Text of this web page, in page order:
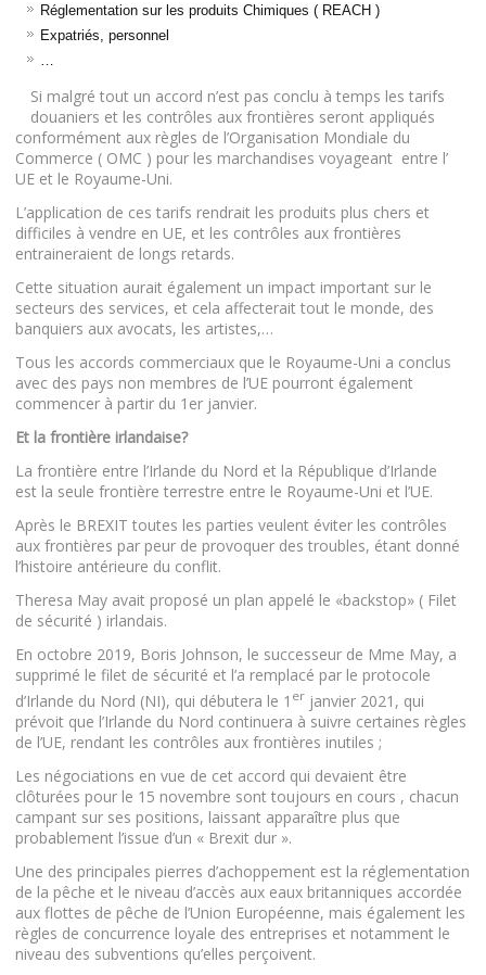
Réglementation sur les produits Chimiques ( REACH )
Expatriés, personnel
…
Si malgré tout un accord n’est pas conclu à temps les tarifs
douaniers et les contrôles aux frontières seront appliqués
conformément aux règles de l’Organisation Mondiale du
Commerce ( OMC ) pour les marchandises voyageant entre l’
UE et le Royaume-Uni.
L’application de ces tarifs rendrait les produits plus chers et
difficiles à vendre en UE, et les contrôles aux frontières
entraineraient de longs retards.
Cette situation aurait également un impact important sur le
secteurs des services, et cela affecterait tout le monde, des
banquiers aux avocats, les artistes,…
Tous les accords commerciaux que le Royaume-Uni a conclus
avec des pays non membres de l’UE pourront également
commencer à partir du 1er janvier.
Et la frontière irlandaise?
La frontière entre l’Irlande du Nord et la République d’Irlande
est la seule frontière terrestre entre le Royaume-Uni et l’UE.
Après le BREXIT toutes les parties veulent éviter les contrôles
aux frontières par peur de provoquer des troubles, étant donné
l’histoire antérieure du conflit.
Theresa May avait proposé un plan appelé le «backstop» ( Filet
de sécurité ) irlandais.
En octobre 2019, Boris Johnson, le successeur de Mme May, a
supprimé le filet de sécurité et l’a remplacé par le protocole
d’Irlande du Nord (NI), qui débutera le 1 er janvier 2021, qui
prévoit que l’Irlande du Nord continuera à suivre certaines règles
de l’UE, rendant les contrôles aux frontières inutiles ;
Les négociations en vue de cet accord qui devaient être
clôturées pour le 15 novembre sont toujours en cours , chacun
campant sur ses positions, laissant apparaître plus que
probablement l’issue d’un « Brexit dur ».
Une des principales pierres d’achoppement est la réglementation
de la pêche et le niveau d’accès aux eaux britanniques accordée
aux flottes de pêche de l’Union Européenne, mais également les
règles de concurrence loyale des entreprises et notamment le
niveau des subventions qu’elles perçoivent.